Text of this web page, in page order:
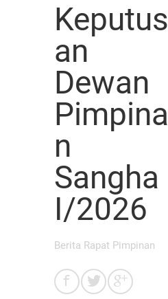
Keputus
an
Dewan
Pimpina
n
Sangha
I/2026
Berita Rapat Pimpinan